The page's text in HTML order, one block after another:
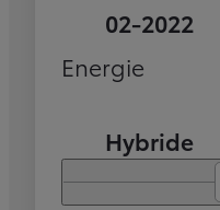
02-2022
Energie
Hybride